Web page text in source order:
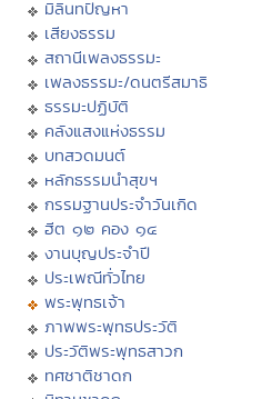
มิลินทปัญหา
เสียงธรรม
สถานีเพลงธรรมะ
เพลงธรรมะ/ดนตรีสมาธิ
ธรรมะปฏิบัติ
คลังแสงแห่งธรรม
บทสวดมนต์
หลักธรรมนำสุขฯ
กรรมฐานประจำวันเกิด
ฮีต ๑๒ คอง ๑๔
งานบุญประจำปี
ประเพณีทั่วไทย
พระพุทธเจ้า
ภาพพระพุทธประวัติ
ประวัติพระพุทธสาวก
ทศชาติชาดก